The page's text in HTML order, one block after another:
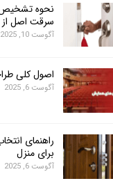
نحوه
سرقت اصل از
آگوست 10, 2025
اصول کلی
آگوست 6, 2025
راهنمای
برای منزل
آگوست 6, 2025